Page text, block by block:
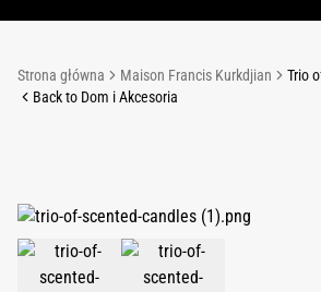
Strona główna Maison Francis Kurkdjian
Trio
Back to Dom i Akcesoria